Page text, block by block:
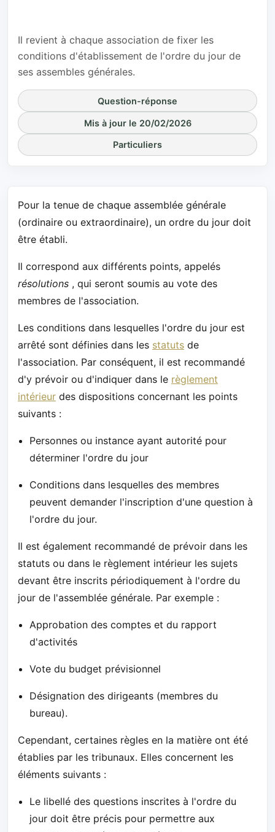
Il revient à chaque association de fixer les
conditions d'établissement de l'ordre du jour de
ses assembles générales.
Question-réponse
Mis à jour le 20/02/2026
Particuliers
Pour la tenue de chaque assemblée générale
(ordinaire ou extraordinaire), un ordre du jour doit
être établi.
Il correspond aux différents points, appelés
résolutions , qui seront soumis au vote des
membres de l'association.
Les conditions dans lesquelles l'ordre du jour est
arrêté sont définies dans les statuts de
l'association. Par conséquent, il est recommandé
d'y prévoir ou d'indiquer dans le règlement
intérieur des dispositions concernant les points
suivants :
Personnes ou instance ayant autorité pour
déterminer l'ordre du jour
Conditions dans lesquelles des membres
peuvent demander l'inscription d'une question à
l'ordre du jour.
Il est également recommandé de prévoir dans les
statuts ou dans le règlement intérieur les sujets
devant être inscrits périodiquement à l'ordre du
jour de l'assemblée générale. Par exemple :
Approbation des comptes et du rapport
d'activités
Vote du budget prévisionnel
Désignation des dirigeants (membres du
bureau).
Cependant, certaines règles en la matière ont été
établies par les tribunaux. Elles concernent les
éléments suivants :
Le libellé des questions inscrites à l'ordre du
jour doit être précis pour permettre aux